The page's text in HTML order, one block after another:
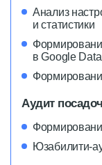
Анализ
и статистики
в Google
Аудит
Юзабилити-